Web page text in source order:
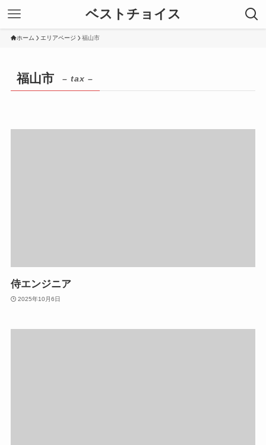
ベストチョイス
ホーム エリアページ 福山市
福山市 – tax –
侍エンジニア
2025年10月6日